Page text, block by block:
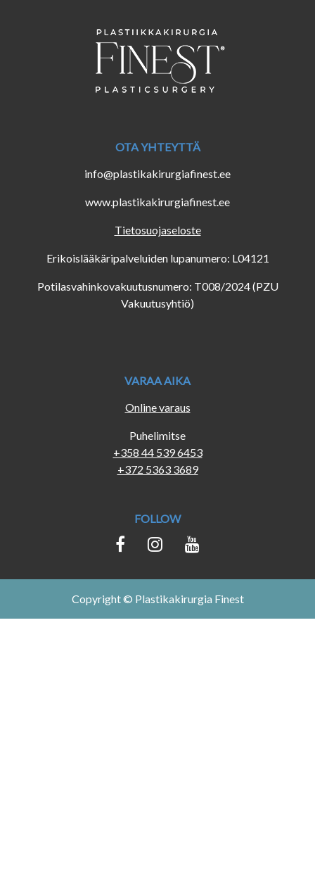
OTA YHTEYTTÄ
info@plastikakirurgiafinest.ee
www.plastikakirurgiafinest.ee
Tietosuojaseloste
Erikoislääkäripalveluiden lupanumero: L04121
Potilasvahinkovakuutusnumero: T008/2024 (PZU
Vakuutusyhtiö)
VARAA AIKA
Online varaus
Puhelimitse
+358 44 539 6453
+372 5363 3689
FOLLOW
Copyright © Plastikakirurgia Finest